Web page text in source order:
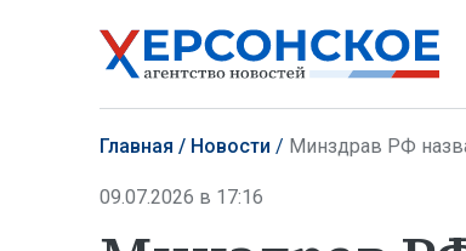
Главная Новости Минздрав РФ
09.07.2026 в 17:16